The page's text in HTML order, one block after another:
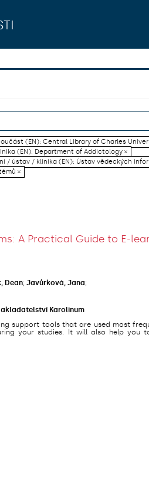
(EN): Central Library of Charles
(EN): Department of Addictology ×
/ ústav / klinika (EN): Ústav vědeckých
×
A Practical Guide to E-
Dean; Javůrková, Jana;
Karolinum
support tools that are used most
your studies. It will also help you